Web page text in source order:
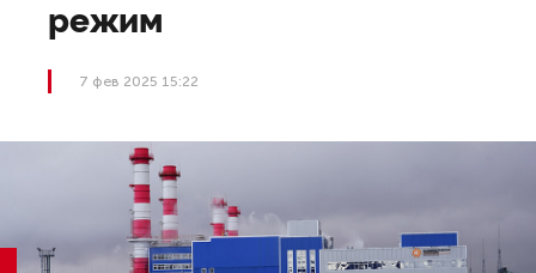
режим
7 фев 2025 15:22